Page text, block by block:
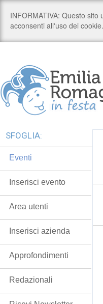
SFOGLIA:
Eventi
Inserisci evento
Area utenti
Inserisci azienda
Approfondimenti
Redazionali